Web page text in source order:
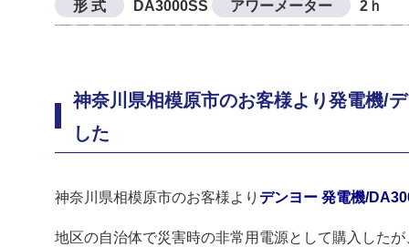
形 式 DA3000SS アワーメーター 2ｈ
神奈川県相模原市のお客様より発電機/
した
神奈川県相模原市のお客様より デンヨー 発電機/
地区の自治体で災害時の非常用電源として購入した